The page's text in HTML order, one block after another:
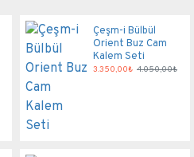
Çeşm-i Bülbül
Orient Buz Cam
Kalem Seti
3.350,00₺ 4.050,00₺